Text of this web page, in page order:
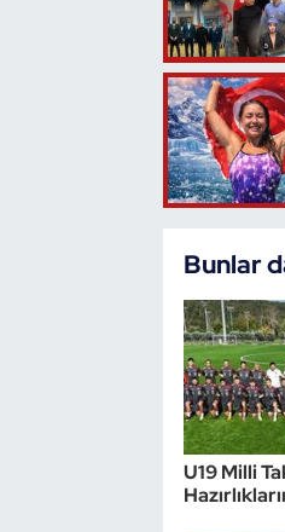
Bunlar
U19 Milli
Paralimpik
Sualtı Sporları